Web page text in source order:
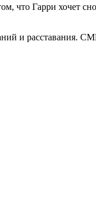
что Гарри хочет
и расставания.